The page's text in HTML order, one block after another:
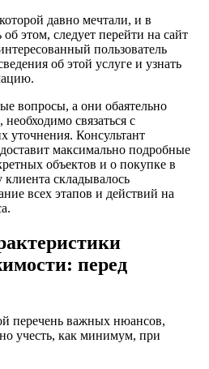
давно мечтали, и в
этом, следует перейти на сайт
пользователь
об этой услуге и узнать
вопросы, а они обаятельно
связаться с
уточнения. Консультант
максимально подробные
объектов и о покупке в
складывалось
всех этапов и действий на
перед
перечень важных нюансов,
учесть, как минимум, при